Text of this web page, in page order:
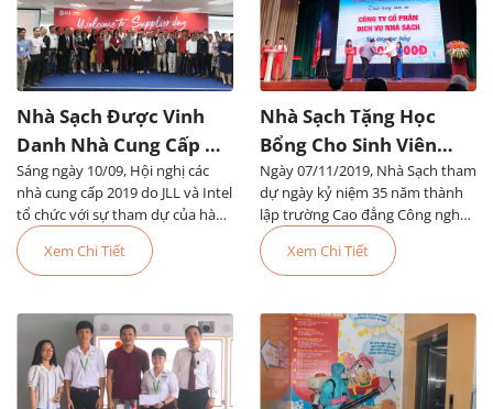
Sáng ngày 10/09, Hội nghị các
nhà cung cấp 2019 do JLL và Intel
tổ chức với sự tham dự của hàng
trăm nhà cung cấp, trong đó có
Nhà Sạch
Nhà Sạch Được Vinh
Danh Nhà Cung Cấp Uy
Tín Của Tập Đoàn JLL
Xem Chi Tiết
Ngày 07/11/2019, Nhà Sạch tham
dự ngày kỷ niệm 35 năm thành
lập trường Cao đẳng Công nghệ
Thủ Đức và khai giảng năm học
mới
Nhà Sạch Tặng Học
Bổng Cho Sinh Viên
Trường Cao Đẳng Công
Nghệ Thủ Đức
Xem Chi Tiết